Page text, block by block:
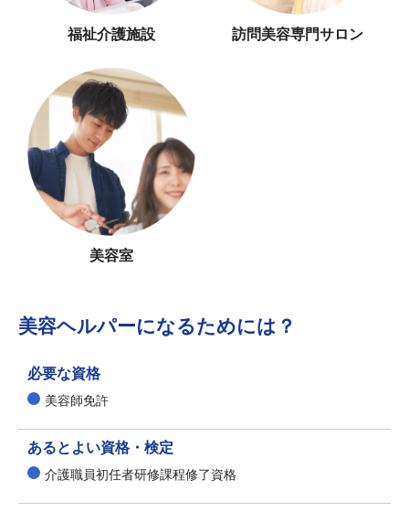
福祉介護施設 訪問美容専門サロン
美容室
美容ヘルパーになるためには？
必要な資格
美容師免許
あるとよい資格・検定
介護職員初任者研修課程修了資格